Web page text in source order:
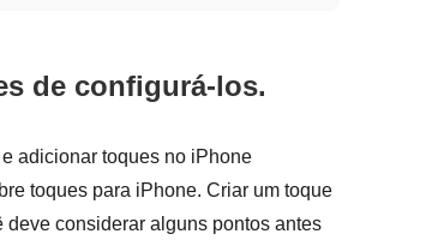
de configurá-los.
adicionar toques no iPhone
toques para iPhone. Criar um toque
considerar alguns pontos antes